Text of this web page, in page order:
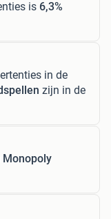
is 6,3%
in de
zijn in de
Monopoly